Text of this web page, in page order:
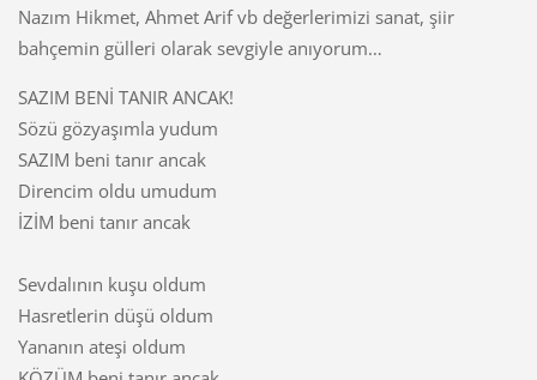
Nazım Hikmet, Ahmet Arif vb değerlerimizi sanat, şiir
bahçemin gülleri olarak sevgiyle anıyorum…
SAZIM BENİ TANIR ANCAK!
Sözü gözyaşımla yudum
SAZIM beni tanır ancak
Direncim oldu umudum
İZİM beni tanır ancak
Sevdalının kuşu oldum
Hasretlerin düşü oldum
Yananın ateşi oldum